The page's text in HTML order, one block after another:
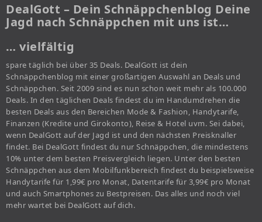
DealGott – Dein Schnäppchenblog Deine
Jagd nach Schnäppchen mit uns ist…
… vielfältig
spare täglich bei über 35 Deals. DealGott ist dein
Schnäppchenblog mit einer großartigen Auswahl an Deals und
Schnäppchen. Seit 2009 sind es nun schon weit mehr als 100.000
Deals. In den täglichen Deals findest du im Handumdrehen die
besten Deals aus den Bereichen Mode & Fashion, Handytarife,
Finanzen (Kredite und Girokonto), Reise & Hotel uvm. Sei dabei,
wenn DealGott auf der Jagd ist und den nächsten Preisknaller
findet. Bei DealGott findest du nur Schnäppchen, die mindestens
10% unter dem besten Preisvergleich liegen. Unter den besten
Schnäppchen aus dem Mobilfunkbereich findest du beispielsweise
Handytarife für 1,99€ pro Monat, Datentarife für 3,99€ pro Monat
und auch Smartphones zu Bestpreisen. Das alles und noch viel
mehr wartet bei DealGott auf dich.